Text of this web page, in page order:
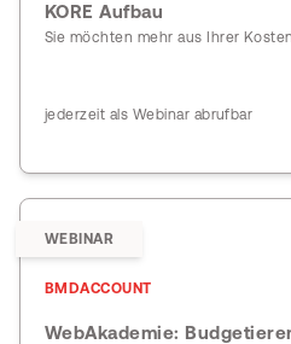
KORE Aufbau
Sie möchten mehr aus Ihrer
jederzeit als Webinar abrufbar
WEBINAR
BMDACCOUNT
WebAkademie: